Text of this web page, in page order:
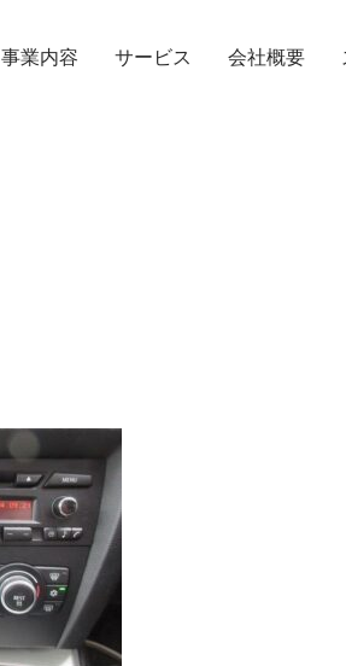
事業内容 サービス 会社概要